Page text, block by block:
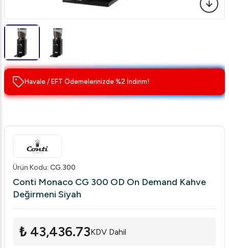
Havale / EFT Ödemelerinizde %2 İndirim!
Ürün Kodu: CG.300
Conti Monaco CG 300 OD On Demand Kahve
Değirmeni Siyah
₺ 43,436.73KDV Dahil